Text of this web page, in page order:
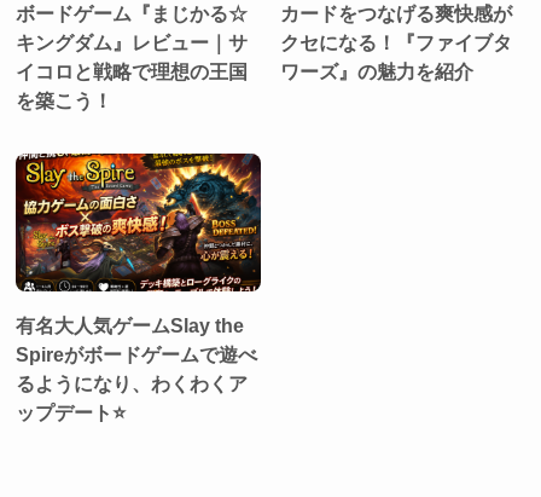
ボードゲーム『まじかる☆
キングダム』レビュー｜サ
イコロと戦略で理想の王国
を築こう！
カードをつなげる爽快感が
クセになる！『ファイブタ
ワーズ』の魅力を紹介
有名大人気ゲームSlay the
Spireがボードゲームで遊べ
るようになり、わくわくア
ップデート⭐